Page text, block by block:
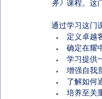
务》 课程。这
通过学习这门
定义卓越
确定在耀
学习提供
增强自我
了解如何
培养至关